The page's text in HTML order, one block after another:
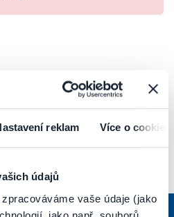
reklam Více o cookies
údajů
zpracováváme vaše údaje (jako